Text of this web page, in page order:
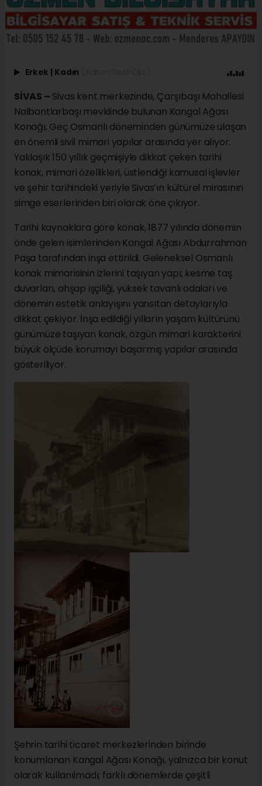
Erkek Kadın
SİVAS – Sivas kent merkezinde, Çarşıbaşı Mahallesi
Nalbantlarbaşı mevkiinde bulunan Kangal Ağası
Konağı, Geç Osmanlı döneminden günümüze ulaşan
en önemli sivil mimari yapılar arasında yer alıyor.
Yaklaşık 150 yıllık geçmişiyle dikkat çeken tarihi
konak, mimari özellikleri, üstlendiği kamusal işlevler
ve şehir tarihindeki yeriyle Sivas’ın kültürel mirasının
simge eserlerinden biri olarak öne çıkıyor.
Tarihi kaynaklara göre konak, 1877 yılında dönemin
önde gelen isimlerinden Kangal Ağası Abdurrahman
Paşa tarafından inşa ettirildi. Geleneksel Osmanlı
konak mimarisinin izlerini taşıyan yapı; kesme taş
duvarları, ahşap işçiliği, yüksek tavanlı odaları ve
dönemin estetik anlayışını yansıtan detaylarıyla
dikkat çekiyor. İnşa edildiği yılların yaşam kültürünü
günümüze taşıyan konak, özgün mimari karakterini
büyük ölçüde korumayı başarmış yapılar arasında
gösteriliyor.
Şehrin tarihi ticaret merkezlerinden birinde
konumlanan Kangal Ağası Konağı, yalnızca bir konut
olarak kullanılmadı; farklı dönemlerde çeşitli